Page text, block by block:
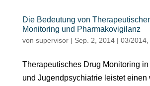
Die Bedeutung von
Monitoring und Pharmakovigilanz
von supervisor| Sep. 2, 2014| 03/2014,
Therapeutisches Drug Monitoring
und Jugendpsychiatrie leistet einen